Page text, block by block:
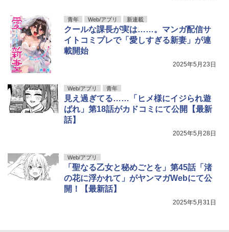
青年 Web/アプリ 新連載
クールな課長が実は……。マンガ配信サ
イトコミプレで「愛しすぎる新妻」が連
載開始
2025年5月23日
Web/アプリ 青年
見え過ぎてる……「ヒメ様にイジられ遊
ばれ」第18話がカドコミにて公開【最新
話】
2025年5月28日
Web/アプリ
「聖なる乙女と秘めごとを」第45話「渚
の花に浮かれて」がヤンマガWebにて公
開！【最新話】
2025年5月31日